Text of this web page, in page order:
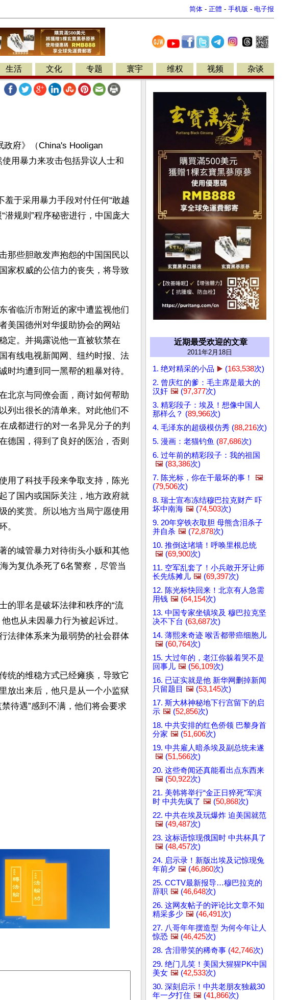
简体 - 正體 - 手机版 - 电子报
生活 文化 专题 寰宇 维权 视频 杂谈
政府》（China's Hooligan
用暴力来攻击包括异议人士和
羞于采用暴力手段对付任何“敢越
潜规则”程序秘密进行，中国庞大
那些胆敢发声抱怨的中国国民以
家权威的公信力的丧失，将导致
省临沂市附近的家中遭监视他们
美国德州对华援助协会的网站
定。并揭露说他一直被软禁在
有线电视新闻网、纽约时报、法
时均遭到同一黑帮的粗暴对待。
北京与同僚会面，商讨如何帮助
列出很长的清单来。对此他们不
成都进行的对一名异见分子的判
德国，得到了良好的医治，否则
用了科技手段来争取支持，陈光
了国内或国际关注，地方政府就
的奖赏。所以地方当局宁愿使用
。
的城管暴力对待街头小贩和其他
为复仇杀死了6名警察，尽管当
的罪名是破坏法律和秩序的“流
也从未因暴力行为被起诉过。
法律体系来为最弱势的社会群体
统的维稳方式已经瘫痪，导致它
放出来后，他只是从一个小监狱
待遇”感到不满，他们将会要求
近期最受欢迎的文章
2011年2月18日
1. 绝对精采的小品 ▶️ (163,538次)
2. 曾庆红的爹：毛主席是最大的
汉奸 🖼️ (97,377次)
3. 精彩段子：埃及！想像中国人
那样么？ (89,966次)
4. 毛泽东的超级模仿秀 (88,216次)
5. 漫画：老猫钓鱼 (87,686次)
6. 过年前的精彩段子：我的祖国
🖼️ (83,386次)
7. 陈光标，你在干最坏的事！
🖼️
(79,506次)
8. 瑞士宣布冻结穆巴拉克财产 吓
坏中南海 🖼️ (74,503次)
9. 20年穿铁衣取胆 母熊含泪杀子
并自杀 🖼️ (72,878次)
10. 推倒这堵墙！呼唤里根总统
🖼️ (69,900次)
11. 空军乱套了！小兵敢开牙让师
长先练摊儿 🖼️ (69,397次)
12. 陈光标快回来！北京有人急需
用钱 🖼️ (64,154次)
13. 中国专家坐镇埃及 穆巴拉克坚
决不下台 (63,687次)
14. 薄熙来奇迹 喉舌都带癌细胞儿
🖼️ (60,764次)
15. 大过年的，老江你躲着哭不是
回事儿 🖼️ (56,109次)
16. 已证实就是他 新华网删掉新闻
只留题目 🖼️ (53,145次)
17. 斯大林神秘地下行宫留下的启
示 🖼️ (52,856次)
18. 中共安排的红色侨领 巴黎身首
分家 🖼️ (51,606次)
19. 中共雇人暗杀埃及副总统未遂
🖼️ (51,566次)
20. 这些奇闻还真能看出点东西来
🖼️ (50,922次)
21. 美韩将举行“金正日猝死”军演
时 中共先疯了 🖼️ (50,868次)
22. 中共在埃及玩爆炸 迫美国就范
🖼️ (49,487次)
23. 这标语惊现俄国时 中共杯具了
🖼️ (48,457次)
24. 启示录！新版出埃及记惊现兔
年前夕 🖼️ (46,860次)
25. CCTV最新报导…穆巴拉克的
辞职 🖼️ (46,648次)
26. 这网友帖子的评论比文章不知
精采多少 🖼️ (46,491次)
27. 八哥年年摆造型 为何今年让人
惊恐 🖼️ (46,425次)
28. 含泪带笑的稀奇事 (42,746次)
29. 绝门儿笑！美国大猩猩PK中国
美女 🖼️ (42,533次)
30. 深刻启示！中共老朋友独裁30
年一夕打住 🖼️ (41,866次)